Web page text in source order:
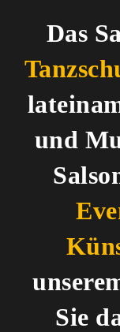
Das
und
Sie